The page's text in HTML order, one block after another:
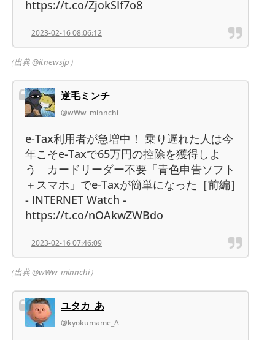
https://t.co/ZjokSIf7o8
2023-02-16 08:06:12
（出典 @itnewsjp）
逆毛ミンチ
@wWw_minnchi
e-Tax利用者が急増中！ 乗り遅れた人は今
年こそe-Taxで65万円の控除を獲得しよ
う カードリーダー不要「青色申告ソフト
＋スマホ」でe-Taxが簡単になった［前編］
- INTERNET Watch -
https://t.co/nOAkwZWBdo
2023-02-16 07:46:09
（出典 @wWw_minnchi）
ユタカ_あ
@kyokumame_A